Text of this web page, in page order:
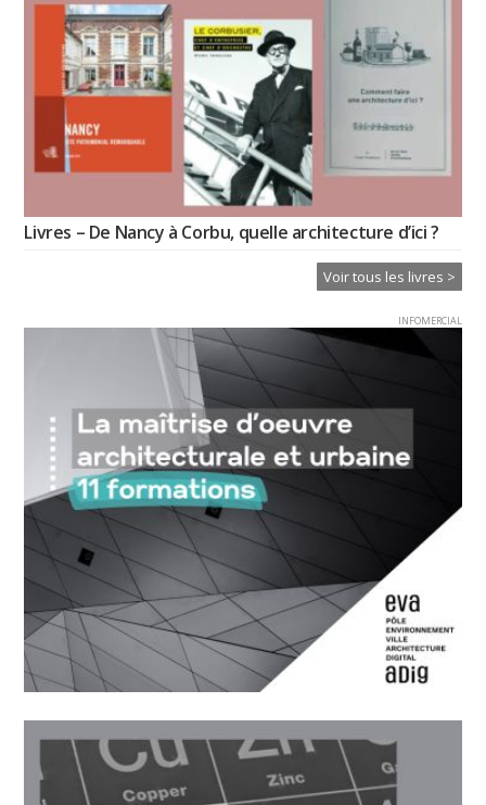
Livres – De Nancy à Corbu, quelle architecture d’ici ?
Voir tous les livres >
INFOMERCIAL